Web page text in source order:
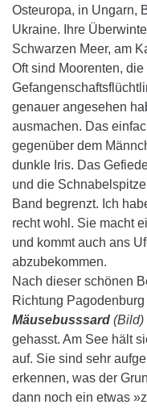
Osteuropa, in Ungarn,
Ukraine. Ihre
Schwarzen Meer, am
Oft sind Moorenten,
genauer angesehen
ausmachen. Das
gegenüber dem
dunkle Iris. Das
und die
Band begrenzt. Ich
recht wohl. Sie macht
und kommt auch ans
abzubekommen.
Nach dieser schönen
Richtung
Mäusebusssard (Bild)
gehasst. Am See hält
auf. Sie sind sehr
erkennen, was der
dann noch ein etwas